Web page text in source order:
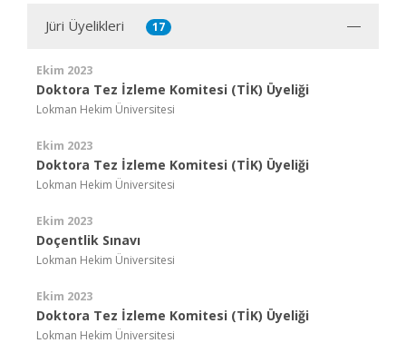
Jüri Üyelikleri 17
Ekim 2023
Doktora Tez İzleme Komitesi (TİK) Üyeliği
Lokman Hekim Üniversitesi
Ekim 2023
Doktora Tez İzleme Komitesi (TİK) Üyeliği
Lokman Hekim Üniversitesi
Ekim 2023
Doçentlik Sınavı
Lokman Hekim Üniversitesi
Ekim 2023
Doktora Tez İzleme Komitesi (TİK) Üyeliği
Lokman Hekim Üniversitesi